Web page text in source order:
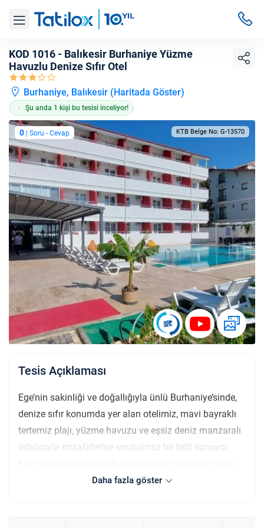
KOD 1016 - Balıkesir Burhaniye Yüzme
Havuzlu Denize Sıfır Otel
Burhaniye, Balıkesir (Haritada Göster)
Şu anda 1 kişi bu tesisi inceliyor!
KTB Belge No: G-13570
0 | Soru - Cevap
Tesis Açıklaması
Ege’nin sakinliği ve doğallığıyla ünlü Burhaniye’sinde,
denize sıfır konumda yer alan otelimiz, mavi bayraklı
tertemiz plajı, yüzme havuzu ve eşsiz deniz manzaralı
odalarıyla misafirlerine unutulmaz bir tatil sunuyor.
sesleri eşliğinde yeni güne başlayabilir, şezlongunuza
Daha fazla göster